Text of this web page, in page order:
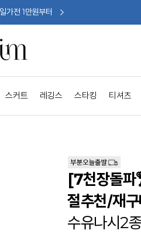
가전 1만원부터
스커트 레깅스 스타킹 티셔츠
[7천장돌
절추천/재
수유나시2